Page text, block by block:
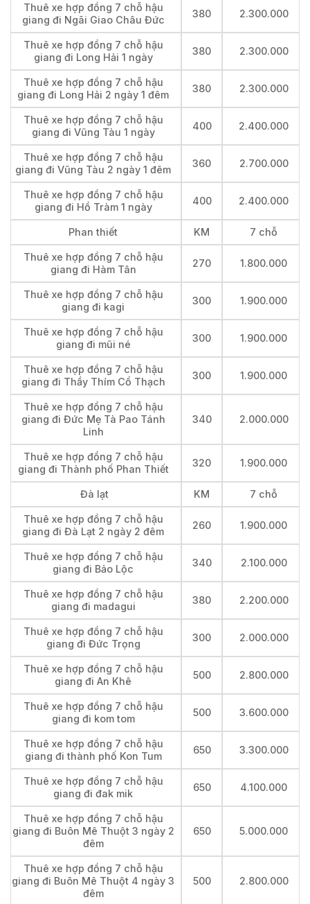
Thuê xe hợp đồng 7 chỗ hậu
giang đi Ngãi Giao Châu Đức
380 2.300.000
Thuê xe hợp đồng 7 chỗ hậu
giang đi Long Hải 1 ngày
380 2.300.000
Thuê xe hợp đồng 7 chỗ hậu
giang đi Long Hải 2 ngày 1 đêm
380 2.300.000
Thuê xe hợp đồng 7 chỗ hậu
giang đi Vũng Tàu 1 ngày
400 2.400.000
Thuê xe hợp đồng 7 chỗ hậu
giang đi Vũng Tàu 2 ngày 1 đêm
360 2.700.000
Thuê xe hợp đồng 7 chỗ hậu
giang đi Hồ Tràm 1 ngày
400 2.400.000
Phan thiết KM 7 chỗ
Thuê xe hợp đồng 7 chỗ hậu
giang đi Hàm Tân
270 1.800.000
Thuê xe hợp đồng 7 chỗ hậu
giang đi kagi
300 1.900.000
Thuê xe hợp đồng 7 chỗ hậu
giang đi mũi né
300 1.900.000
Thuê xe hợp đồng 7 chỗ hậu
giang đi Thầy Thím Cổ Thạch
300 1.900.000
Thuê xe hợp đồng 7 chỗ hậu
giang đi Đức Mẹ Tà Pao Tánh
Linh
340 2.000.000
Thuê xe hợp đồng 7 chỗ hậu
giang đi Thành phố Phan Thiết
320 1.900.000
Đà lạt KM 7 chỗ
Thuê xe hợp đồng 7 chỗ hậu
giang đi Đà Lạt 2 ngày 2 đêm
260 1.900.000
Thuê xe hợp đồng 7 chỗ hậu
giang đi Bảo Lộc
340 2.100.000
Thuê xe hợp đồng 7 chỗ hậu
giang đi madagui
380 2.200.000
Thuê xe hợp đồng 7 chỗ hậu
giang đi Đức Trọng
300 2.000.000
Thuê xe hợp đồng 7 chỗ hậu
giang đi An Khê
500 2.800.000
Thuê xe hợp đồng 7 chỗ hậu
giang đi kom tom
500 3.600.000
Thuê xe hợp đồng 7 chỗ hậu
giang đi thành phố Kon Tum
650 3.300.000
Thuê xe hợp đồng 7 chỗ hậu
giang đi đak mik
650 4.100.000
Thuê xe hợp đồng 7 chỗ hậu
giang đi Buôn Mê Thuột 3 ngày 2
đêm
650 5.000.000
Thuê xe hợp đồng 7 chỗ hậu
giang đi Buôn Mê Thuột 4 ngày 3
đêm
500 2.800.000